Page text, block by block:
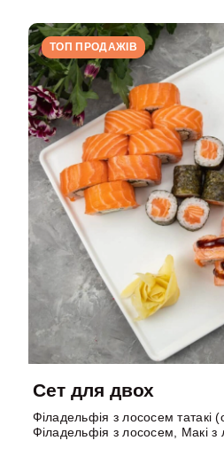
ТОП ПРОДАЖІВ
Сет для двох
Філадельфія з лососем татакі
Філадельфія з лососем, Макі з